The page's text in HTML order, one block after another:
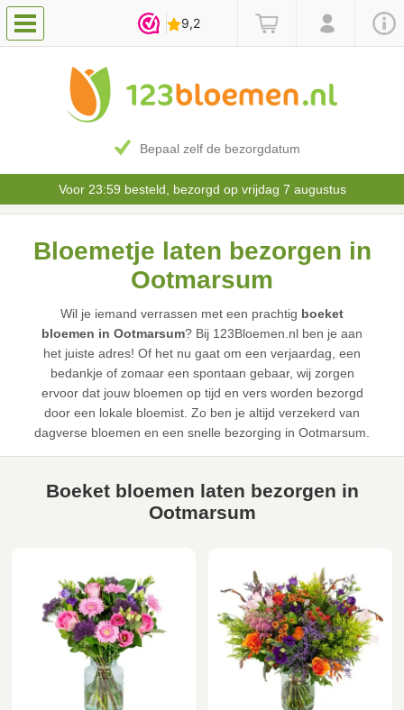
Bepaal zelf de bezorgdatum
Voor 23:59 besteld, bezorgd op vrijdag 7 augustus
Bloemetje laten bezorgen in
Ootmarsum
Wil je iemand verrassen met een prachtig boeket
bloemen in Ootmarsum? Bij 123Bloemen.nl ben je aan
het juiste adres! Of het nu gaat om een verjaardag, een
bedankje of zomaar een spontaan gebaar, wij zorgen
ervoor dat jouw bloemen op tijd en vers worden bezorgd
door een lokale bloemist. Zo ben je altijd verzekerd van
dagverse bloemen en een snelle bezorging in Ootmarsum.
Boeket bloemen laten bezorgen in
Ootmarsum